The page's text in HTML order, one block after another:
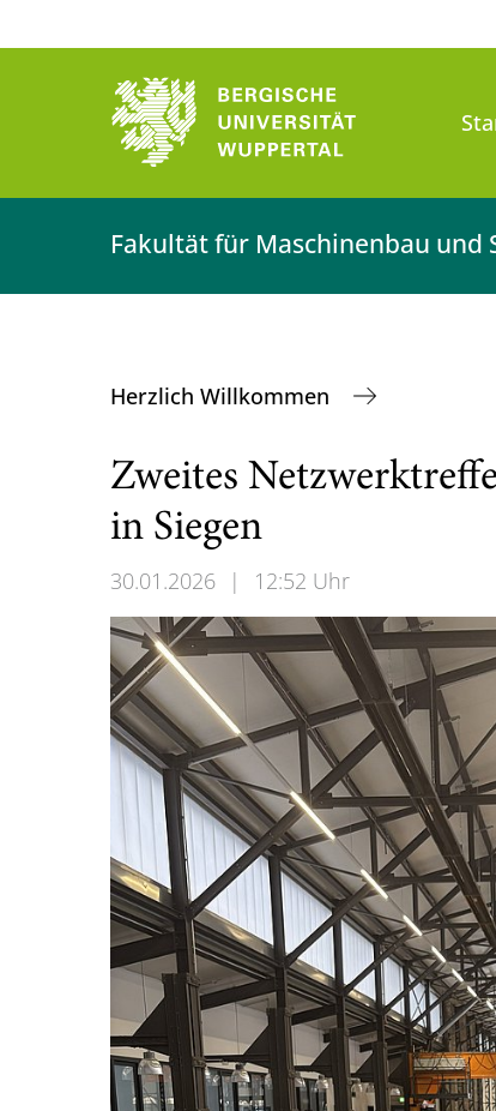
Fakultät für Maschinenbau und
Herzlich Willkommen
Zweites
in Siegen
30.01.2026 | 12:52 Uhr